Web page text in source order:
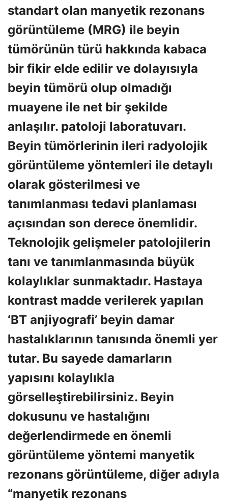
standart olan manyetik rezonans
görüntüleme (MRG) ile beyin
tümörünün türü hakkında kabaca
bir fikir elde edilir ve dolayısıyla
beyin tümörü olup olmadığı
muayene ile net bir şekilde
anlaşılır. patoloji laboratuvarı.
Beyin tümörlerinin ileri radyolojik
görüntüleme yöntemleri ile detaylı
olarak gösterilmesi ve
tanımlanması tedavi planlaması
açısından son derece önemlidir.
Teknolojik gelişmeler patolojilerin
tanı ve tanımlanmasında büyük
kolaylıklar sunmaktadır. Hastaya
kontrast madde verilerek yapılan
‘BT anjiyografi’ beyin damar
hastalıklarının tanısında önemli yer
tutar. Bu sayede damarların
yapısını kolaylıkla
görselleştirebilirsiniz. Beyin
dokusunu ve hastalığını
değerlendirmede en önemli
görüntüleme yöntemi manyetik
rezonans görüntüleme, diğer adıyla
“manyetik rezonans